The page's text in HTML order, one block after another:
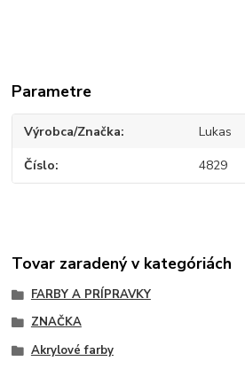
Parametre
Výrobca/Značka Lukas
Číslo 4829
Tovar zaradený v kategóriách
FARBY A PRÍPRAVKY
ZNAČKA
Akrylové farby